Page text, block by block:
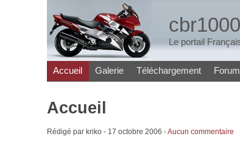
Le portail
Accueil Galerie Téléchargement Forum
Accueil
Rédigé par kriko - 17 octobre 2006 -Aucun commentaire